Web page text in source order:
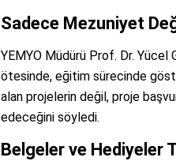
Sadece Mezuniyet
YEMYO Müdürü Prof. Dr. Yücel
ötesinde, eğitim sürecinde
alan projelerin değil, proje
edeceğini söyledi.
Belgeler ve Hediyeler